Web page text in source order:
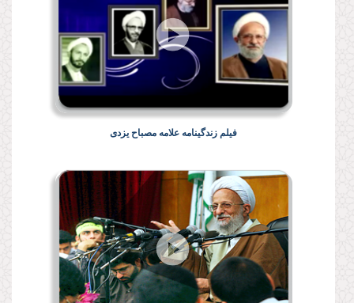
فیلم زندگینامه علامه مصباح یزدی